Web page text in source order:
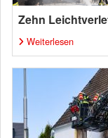
Zehn
Weiterlesen